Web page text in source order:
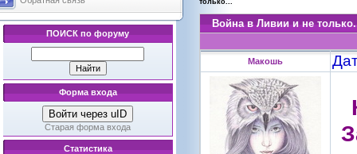
ПОИСК по форуму
Форма входа
Войти через uID
Старая форма входа
Статистика
только...
Война в Ливии и не
Макошь